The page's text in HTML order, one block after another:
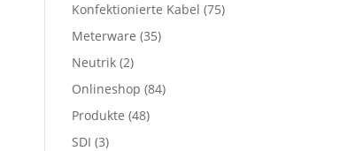
Konfektionierte Kabel (75)
Meterware (35)
Neutrik (2)
Onlineshop (84)
Produkte (48)
SDI (3)